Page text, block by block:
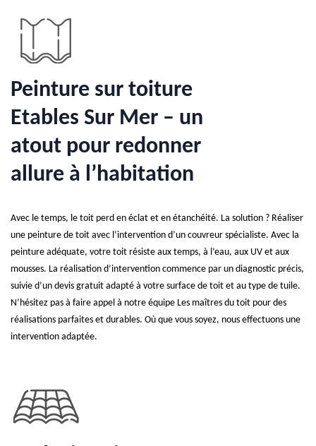
Peinture sur toiture
Etables Sur Mer – un
atout pour redonner
allure à l’habitation
Avec le temps, le toit perd en éclat et en étanchéité. La solution ? Réaliser
une peinture de toit avec l’intervention d’un couvreur spécialiste. Avec la
peinture adéquate, votre toit résiste aux temps, à l’eau, aux UV et aux
mousses. La réalisation d’intervention commence par un diagnostic précis,
suivie d’un devis gratuit adapté à votre surface de toit et au type de tuile.
N’hésitez pas à faire appel à notre équipe Les maîtres du toit pour des
réalisations parfaites et durables. Où que vous soyez, nous effectuons une
intervention adaptée.